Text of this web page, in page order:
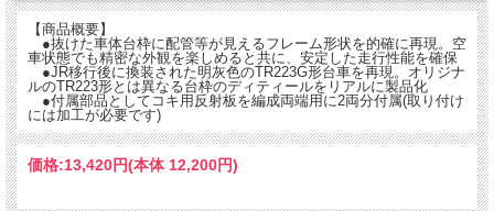
【商品概要】
●抜けた車体台枠に配管等が見えるフレーム形状を的確に再現。空
車状態でも精密な外観を楽しめると共に、安定した走行性能を確保
●JR移行後に換装された明灰色のTR223G形台車を再現。オリジナ
ルのTR223形とは異なる台枠のディティールをリアルに製品化
●付属部品としてコキ用反射板を編成両端用に2両分付属(取り付け
には加工が必要です)
価格:13,420円(本体 12,200円)